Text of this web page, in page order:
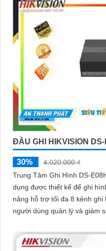
ĐẦU GHI HIKVISION DS-
30%
4,020,000 ₫
Trung Tâm Ghi Hình DS-
dụng được thiết kế để ghi hình và
năng hỗ trợ tối đa 8 kênh
người dùng quản lý và giám